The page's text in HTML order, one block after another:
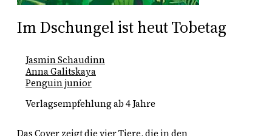
Im Dschungel ist heut Tobetag
Jasmin Schaudinn
Anna Galitskaya
Penguin junior
Verlagsempfehlung ab 4 Jahre
Das Cover zeigt die vier Tiere, die in den